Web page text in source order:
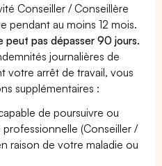
Conseiller / Conseillère
pendant au moins 12 mois.
peut pas dépasser 90 jours.
journalières de
votre arrêt de travail, vous
supplémentaires :
de poursuivre ou
(Conseiller /
raison de votre maladie ou